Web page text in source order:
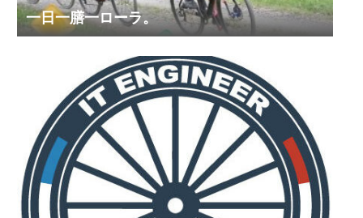
一日一膳一ローラ。